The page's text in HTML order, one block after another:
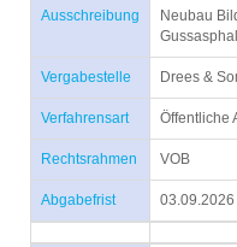
Ausschreibung
Neubau
Vergabestelle Drees &
Verfahrensart Öffentliche
Rechtsrahmen VOB
Abgabefrist